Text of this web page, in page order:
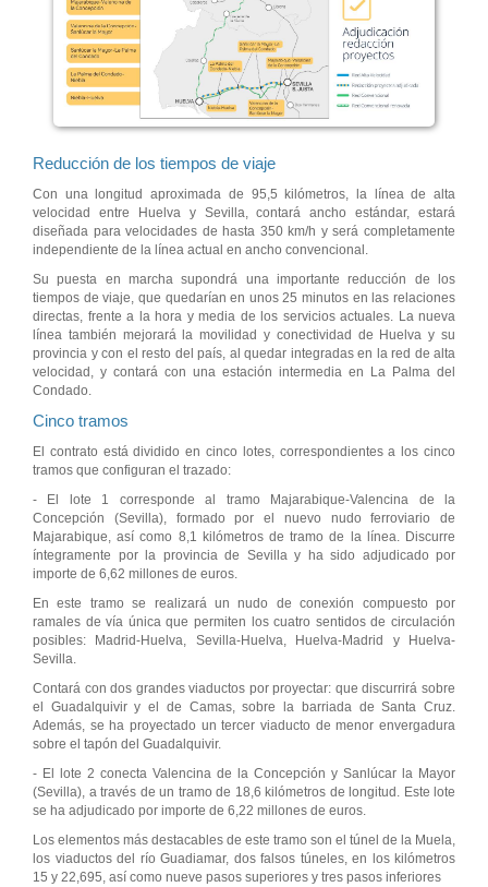
Reducción de los tiempos de viaje
Con una longitud aproximada de 95,5 kilómetros, la línea de alta
velocidad entre Huelva y Sevilla, contará ancho estándar, estará
diseñada para velocidades de hasta 350 km/h y será completamente
independiente de la línea actual en ancho convencional.
Su puesta en marcha supondrá una importante reducción de los
tiempos de viaje, que quedarían en unos 25 minutos en las relaciones
directas, frente a la hora y media de los servicios actuales. La nueva
línea también mejorará la movilidad y conectividad de Huelva y su
provincia y con el resto del país, al quedar integradas en la red de alta
velocidad, y contará con una estación intermedia en La Palma del
Condado.
Cinco tramos
El contrato está dividido en cinco lotes, correspondientes a los cinco
tramos que configuran el trazado:
- El lote 1 corresponde al tramo Majarabique-Valencina de la
Concepción (Sevilla), formado por el nuevo nudo ferroviario de
Majarabique, así como 8,1 kilómetros de tramo de la línea. Discurre
íntegramente por la provincia de Sevilla y ha sido adjudicado por
importe de 6,62 millones de euros.
En este tramo se realizará un nudo de conexión compuesto por
ramales de vía única que permiten los cuatro sentidos de circulación
posibles: Madrid-Huelva, Sevilla-Huelva, Huelva-Madrid y Huelva-
Sevilla.
Contará con dos grandes viaductos por proyectar: que discurrirá sobre
el Guadalquivir y el de Camas, sobre la barriada de Santa Cruz.
Además, se ha proyectado un tercer viaducto de menor envergadura
sobre el tapón del Guadalquivir.
- El lote 2 conecta Valencina de la Concepción y Sanlúcar la Mayor
(Sevilla), a través de un tramo de 18,6 kilómetros de longitud. Este lote
se ha adjudicado por importe de 6,22 millones de euros.
Los elementos más destacables de este tramo son el túnel de la Muela,
los viaductos del río Guadiamar, dos falsos túneles, en los kilómetros
15 y 22,695, así como nueve pasos superiores y tres pasos inferiores